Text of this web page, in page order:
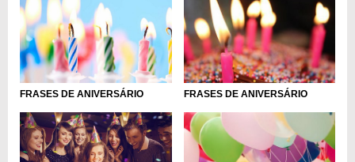
FRASES DE ANIVERSÁRIO FRASES DE ANIVERSÁRIO